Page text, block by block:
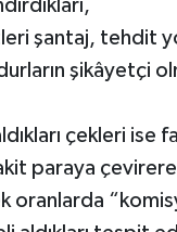
şantaj, tehdit
şikâyetçi
çekleri ise
paraya
oranlarda